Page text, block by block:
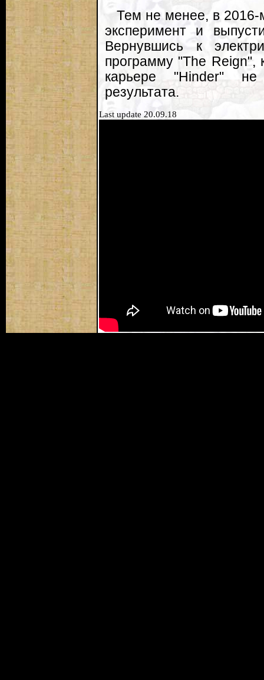
Тем не менее, в 2016-
эксперимент и
Вернувшись к
программу "The Reign",
карьере "Hinder" не
результата.
Last update 20.09.18